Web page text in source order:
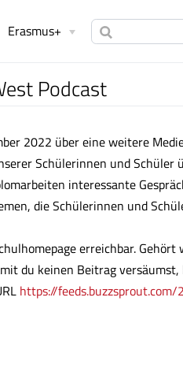
Erasmus+
Podcast
2022 über eine weitere
Schülerinnen und Schüler
interessante
die Schülerinnen und
erreichbar. Gehört
du keinen Beitrag
https://